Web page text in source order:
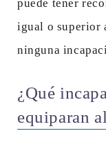
puede tener
igual o superior
ninguna
¿Qué
equiparan